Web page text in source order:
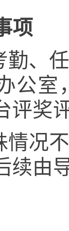
项
勤、
公室
评奖
情况
续由